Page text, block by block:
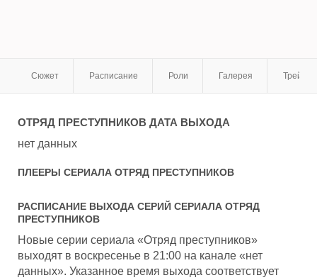
Сюжет Расписание Роли Галерея
ОТРЯД ПРЕСТУПНИКОВ ДАТА ВЫХОДА
нет данных
ПЛЕЕРЫ СЕРИАЛА ОТРЯД ПРЕСТУПНИКОВ
РАСПИСАНИЕ ВЫХОДА СЕРИЙ СЕРИАЛА ОТРЯД
ПРЕСТУПНИКОВ
Новые серии сериала «Отряд преступников»
выходят в воскресенье в 21:00 на канале «нет
данных». Указанное время выхода соответствует